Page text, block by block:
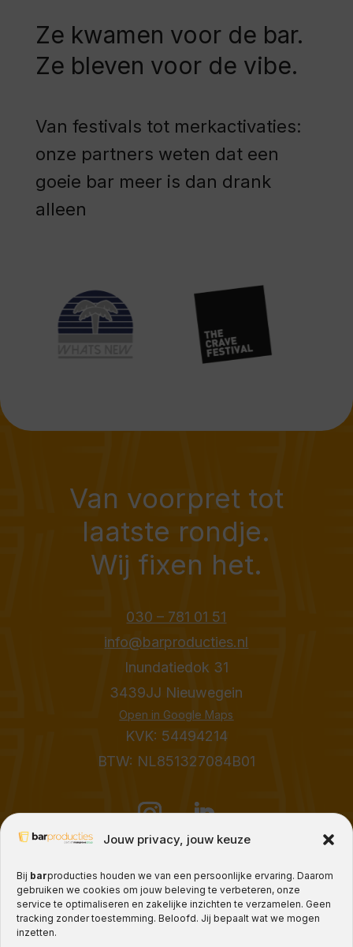
Jouw privacy, jouw keuze
Bij barproducties houden we van een persoonlijke ervaring. Daarom
gebruiken we cookies om jouw beleving te verbeteren, onze
service te optimaliseren en zakelijke inzichten te verzamelen. Geen
tracking zonder toestemming. Beloofd. Jij bepaalt wat we mogen
inzetten.
Ze kwamen voor de bar.
Ze bleven voor de vibe.
Van festivals tot merkactivaties:
onze partners weten dat een
goeie bar meer is dan drank
alleen
Van voorpret tot
laatste rondje.
Wij fixen het.
030 – 781 01 51
info@barproducties.nl
Inundatiedok 31
3439JJ Nieuwegein
Open in Google Maps
KVK: 54494214
BTW: NL851327084B01
Plan je bar met ons